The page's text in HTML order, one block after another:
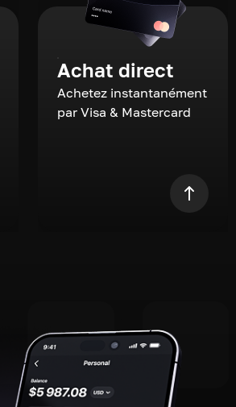
Achat direct
Achetez instantanément
par Visa & Mastercard